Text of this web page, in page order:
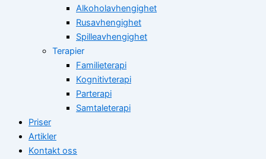
Alkoholavhengighet
Rusavhengighet
Spilleavhengighet
Terapier
Familieterapi
Kognitivterapi
Parterapi
Samtaleterapi
Priser
Artikler
Kontakt oss